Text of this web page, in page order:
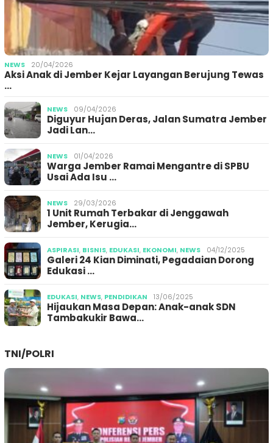
NEWS 20/04/2026
Aksi Anak di Jember Kejar Layangan Berujung Tewas
…
NEWS 09/04/2026
Diguyur Hujan Deras, Jalan Sumatra Jember
Jadi Lan…
NEWS 01/04/2026
Warga Jember Ramai Mengantre di SPBU
Usai Ada Isu …
NEWS 29/03/2026
1 Unit Rumah Terbakar di Jenggawah
Jember, Kerugia…
ASPIRASI, BISNIS, EDUKASI, EKONOMI, NEWS 04/12/2025
Galeri 24 Kian Diminati, Pegadaian Dorong
Edukasi …
EDUKASI, NEWS, PENDIDIKAN 13/06/2025
Hijaukan Masa Depan: Anak-anak SDN
Tambakukir Bawa…
TNI/POLRI